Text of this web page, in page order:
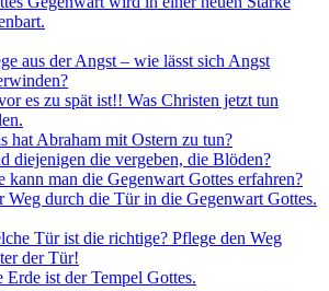
aus der Angst – wie lässt sich Angst
es zu spät ist!! Was Christen jetzt tun
hat Abraham mit Ostern zu tun?
diejenigen die vergeben, die Blöden?
kann man die Gegenwart Gottes erfahren?
Weg durch die Tür in die Gegenwart Gottes.
Tür ist die richtige? Pflege den Weg
der Tür!
Erde ist der Tempel Gottes.